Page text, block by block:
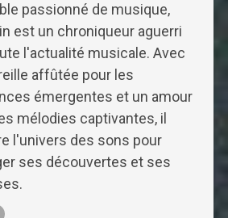
passionné de musique,
est un chroniqueur aguerri
l'actualité musicale. Avec
affûtée pour les
émergentes et un amour
mélodies captivantes, il
l'univers des sons pour
ses découvertes et ses